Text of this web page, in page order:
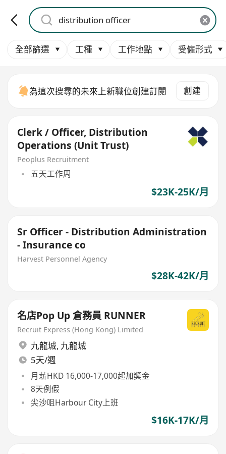
全部篩選 工種 工作地點 受僱形式
為這次搜尋的未來上新職位創建訂閱 創建
Clerk / Officer, Distribution
Operations (Unit Trust)
Peoplus Recruitment
五天工作周
$23K-25K/月
Sr Officer - Distribution Administration
- Insurance co
Harvest Personnel Agency
$28K-42K/月
名店Pop Up 倉務員 RUNNER
Recruit Express (Hong Kong) Limited
九龍城, 九龍城
5天/週
月薪HKD 16,000-17,000起加獎金
8天例假
尖沙咀Harbour City上班
$16K-17K/月